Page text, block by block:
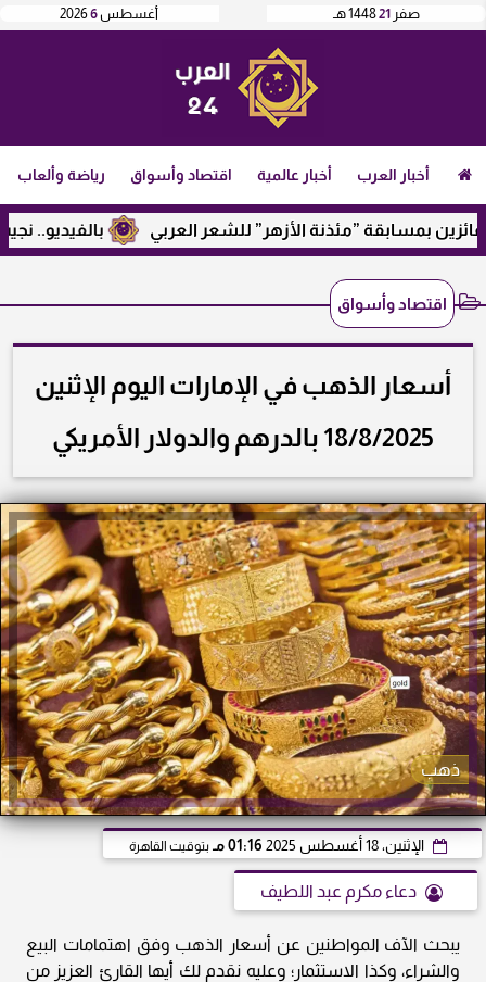
أغسطس6
2026 صفر 211448 هـ
أخبار العرب أخبار عالمية اقتصاد وأسواق رياضة وألعاب
بالفيديو.. نجيب ”مئذنة الأزهر” للشعر العربي
اقتصاد وأسواق
أسعار الذهب في الإمارات اليوم الإثنين
18/8/2025 بالدرهم والدولار الأمريكي
ذهب
الإثنين، 18 أغسطس 2025 01:16 مـ بتوقيت القاهرة
دعاء مكرم عبد اللطيف
يبحث الآف المواطنين عن أسعار الذهب وفق اهتمامات البيع
والشراء، وكذا الاستثمار؛ وعليه نقدم لك أيها القارئ العزيز من